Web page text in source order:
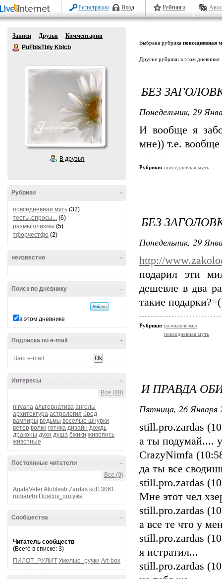
Регистрация Вход Рейтинги
Записи Друзья
Комментарии
PuFbIsTbIy KbIcb
В друзья
-
Рубрики
повседневная муть (32)
тесты,опросы... (6)
размышлизмы (5)
тфорчестфо (2)
-
неизвестно
-
Поиск по дневнику
в этом дневнике
-
Подписка по e-mail
-
Интересы
Все (88)
nirvana альтернатива ангелы
архитектура астрология бред
вампиры ведьмы веселые шнурки
ветер волки готика дизайн дождь
драконы духи душа ёжики живопись
животные
-
Постоянные читатели
Все (9)
AgataVeterAloblash Zardas kot13061
roman4o Поясок_потуже
-
Сообщества
Читатель сообществ
(Всего в списке: 3)
ПИЛОТ_РУЛИТ Умелые_ручки Art-box
Выбрана рубрика повседневная
Другие рубрики в этом дневнике:
БЕЗ
Понедельник, 29
И вообще я
мне)) т.е.
Рубрики: повседневная муть
БЕЗ
Понедельник, 29
http://
подарил эти
дешевле в два
такие подарки?=(
Рубрики: размышлизмы
повседневная муть
И ПРАВДА
Пятница, 26 Января
still.pro.zardas
а ты подумай....
CrazyNimfa
да ты все
still.pro.zardas
Мне этот чел
still.pro.zardas
а все те что у
still.pro.zardas
я истратил...
still.pro.zardas